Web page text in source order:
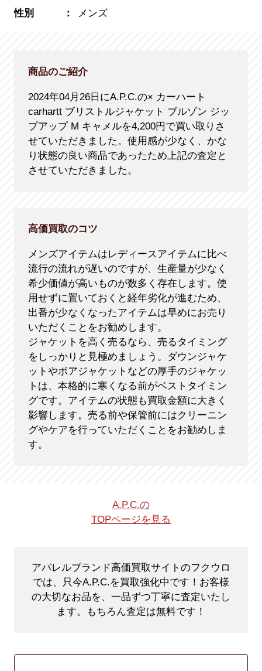
性別
メンズ
商品のご紹介
2024年04月26日にA.P.C.の× カーハート
carhartt ブリストルジャケット ブルゾン ジッ
プアップ M キャメルを4,200円で買い取りさ
せていただきました。使用感が少なく、かな
り状態の良い商品であったため上記の査定と
させていただきました。
高価買取のコツ
メンズアイテムはレディースアイテムに比べ
流行の流れが遅いのですが、生産量が少なく
希少価値が高いものが数多く存在します。使
用せずに置いておくと経年劣化が進むため、
出番が少なくなったアイテムは早めにお売り
いただくことをお勧めします。
ジャケットを高く売るなら、売るタイミング
をしっかりと見極めましょう。ダウンジャケ
ットやボアジャケットなどの厚手のジャケッ
トは、本格的に寒くなる前がベストタイミン
グです。アイテムの状態も買取金額に大きく
影響します。売る前や保管前にはクリーニン
グやケアを行っていただくことをお勧めしま
す。
A.P.C.の
TOPページを見る
アパレルブランド高価買取サイトのフクウロ
では、只今A.P.C.を買取強化中です！ お客様
の大切なお品を、一品ずつ丁寧に査定いたし
ます。もちろん査定は無料です！